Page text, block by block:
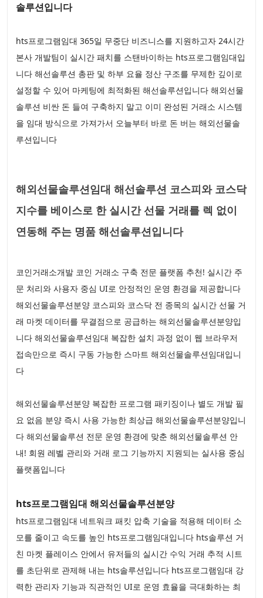
솔루션입니다
hts프로그램임대 365일 무중단 비즈니스를 지원하고자 24시간
본사 개발팀이 실시간 패치를 스탠바이하는 hts프로그램임대입
니다 해선솔루션 총판 및 하부 요율 정산 구조를 무제한 깊이로
설정할 수 있어 마케팅에 최적화된 해선솔루션입니다 해외선물
솔루션 비싼 돈 들여 구축하지 말고 이미 완성된 거래소 시스템
을 임대 방식으로 가져가서 오늘부터 바로 돈 버는 해외선물솔
루션입니다
해외선물솔루션임대 해선솔루션 코스피와 코스닥
지수를 베이스로 한 실시간 선물 거래를 렉 없이
연동해 주는 명품 해선솔루션입니다
코인거래소개발 코인 거래소 구축 전문 플랫폼 추천! 실시간 주
문 처리와 사용자 중심 UI로 안정적인 운영 환경을 제공합니다
해외선물솔루션분양 코스피와 코스닥 전 종목의 실시간 선물 거
래 마켓 데이터를 무결점으로 공급하는 해외선물솔루션분양입
니다 해외선물솔루션임대 복잡한 설치 과정 없이 웹 브라우저
접속만으로 즉시 구동 가능한 스마트 해외선물솔루션임대입니
다
해외선물솔루션분양 복잡한 프로그램 패키징이나 별도 개발 필
요 없음 분양 즉시 사용 가능한 최상급 해외선물솔루션분양입니
다 해외선물솔루션 전문 운영 환경에 맞춘 해외선물솔루션 안
내! 회원 레벨 관리와 거래 로그 기능까지 지원되는 실사용 중심
플랫폼입니다
hts프로그램임대 해외선물솔루션분양
hts프로그램임대 네트워크 패킷 압축 기술을 적용해 데이터 소
모를 줄이고 속도를 높인 hts프로그램임대입니다 hts솔루션 거
친 마켓 플레이스 안에서 유저들의 실시간 수익 거래 추적 시트
를 초단위로 관제해 내는 hts솔루션입니다 hts프로그램임대 강
력한 관리자 기능과 직관적인 UI로 운영 효율을 극대화하는 최